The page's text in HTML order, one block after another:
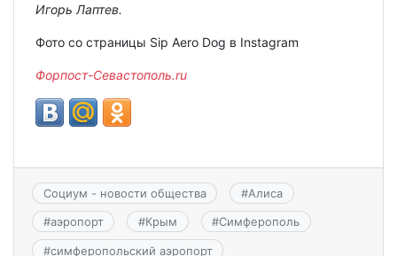
Игорь Лаптев.
Фото со страницы Sip Aero Dog в Instagram
Форпост-Севастополь.ru
Социум - новости общества #Алиса
#аэропорт #Крым #Симферополь
#симферопольский аэропорт